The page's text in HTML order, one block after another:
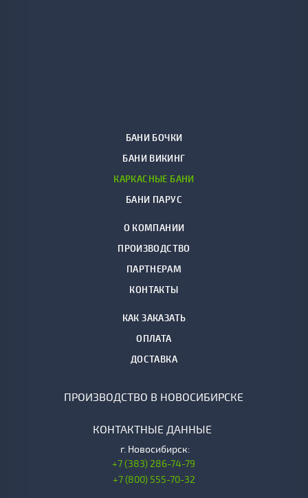
БАНИ БОЧКИ
БАНИ ВИКИНГ
КАРКАСНЫЕ БАНИ
БАНИ ПАРУС
О КОМПАНИИ
ПРОИЗВОДСТВО
ПАРТНЕРАМ
КОНТАКТЫ
КАК ЗАКАЗАТЬ
ОПЛАТА
ДОСТАВКА
ПРОИЗВОДСТВО В НОВОСИБИРСКЕ
КОНТАКТНЫЕ ДАННЫЕ
г. Новосибирск:
+7 (383) 286-74-79
+7 (800) 555-70-32